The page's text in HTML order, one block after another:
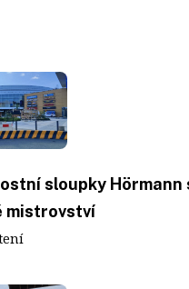
sloupky
mistrovství